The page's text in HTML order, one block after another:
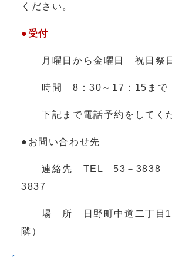
ください。
●受付
月曜日から金曜日 祝日祭日
時間 8：30～17：15まで
下記まで電話予約をしてくだ
●お問い合わせ先
連絡先 TEL 53－
3837
場 所 日野町中道二丁目12
隣）